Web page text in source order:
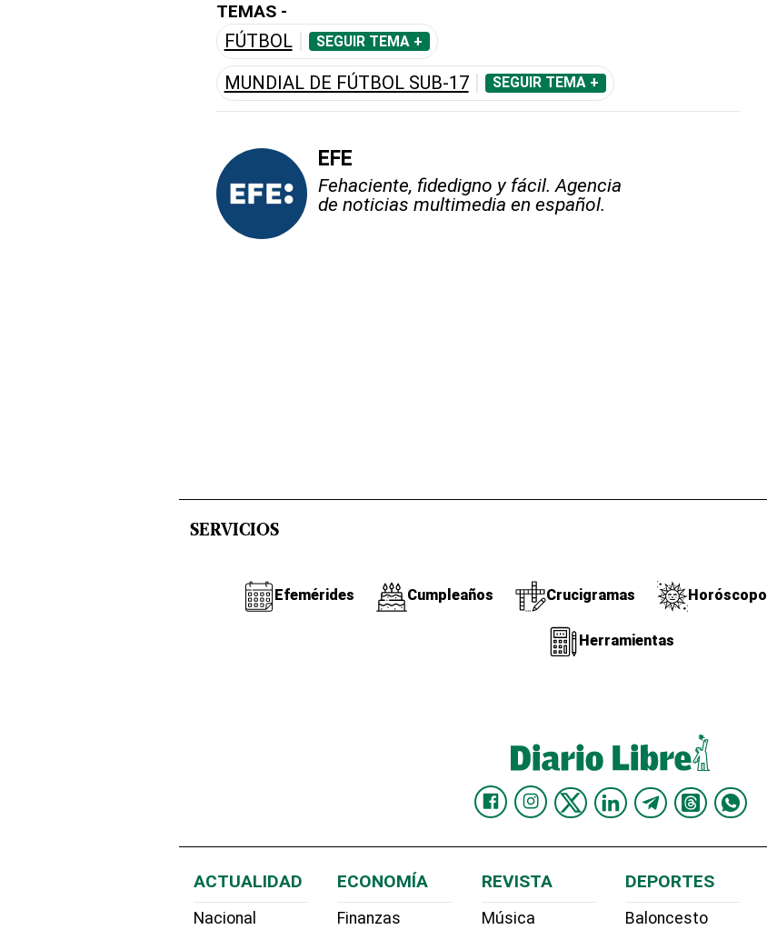
TEMAS -
FÚTBOL SEGUIR TEMA +
MUNDIAL DE FÚTBOL SUB-17 SEGUIR TEMA +
EFE
Fehaciente, fidedigno y fácil. Agencia
de noticias multimedia en español.
SERVICIOS
Efemérides Cumpleaños Crucigramas Horóscopo
Herramientas
ACTUALIDAD
Nacional
ECONOMÍA
Finanzas
REVISTA
Música
DEPORTES
Baloncesto